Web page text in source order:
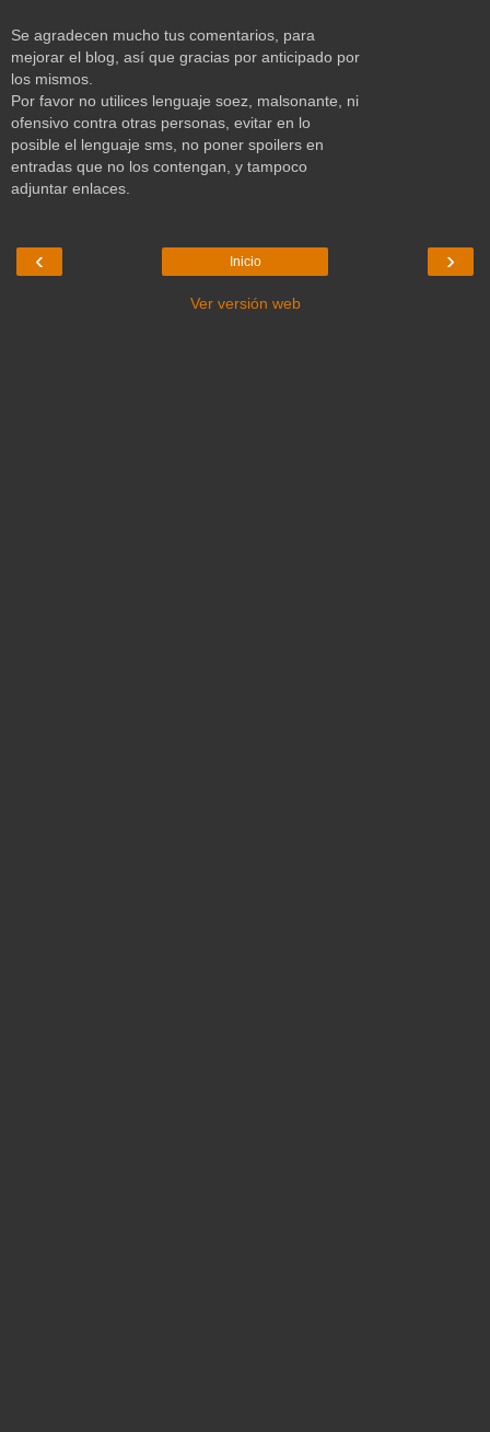
Se agradecen mucho tus comentarios, para
mejorar el blog, así que gracias por anticipado por
los mismos.
Por favor no utilices lenguaje soez, malsonante, ni
ofensivo contra otras personas, evitar en lo
posible el lenguaje sms, no poner spoilers en
entradas que no los contengan, y tampoco
adjuntar enlaces.
‹ ›
Inicio
Ver versión web